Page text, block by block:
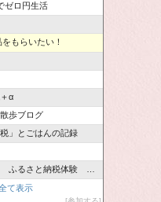
ゼロ円生活
もらいたい！
α
歩ブログ
」とごはんの記録
納税体験 ＆ お薦め情報
て表示